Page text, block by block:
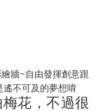
花，不過很